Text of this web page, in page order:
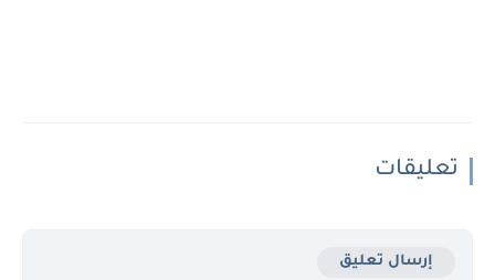
تعليقات
إرسال تعليق